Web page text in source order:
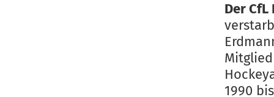
Der
1990